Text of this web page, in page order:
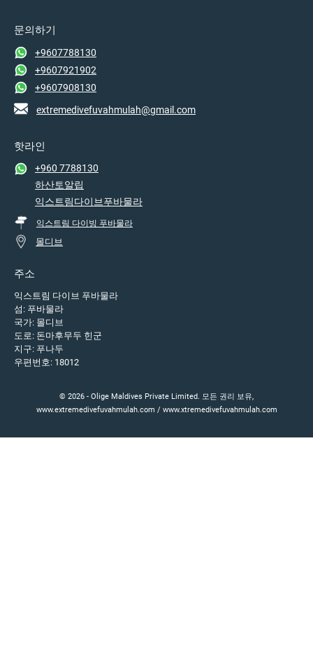
문의하기
+9607788130
+9607921902
+9607908130
extremedivefuvahmulah@gmail.com
핫라인
+960 7788130
하산토알립
익스트림다이브푸바물라
익스트림 다이빙 푸바물라
몰디브
주소
익스트림 다이브 푸바물라
섬: 푸바물라
국가: 몰디브
도로: 돈마후무두 힌군
지구: 푸나두
우편번호: 18012
© 2026 - Olige Maldives Private Limited. 모든 권리 보유,
www.extremedivefuvahmulah.com / www.xtremedivefuvahmulah.com